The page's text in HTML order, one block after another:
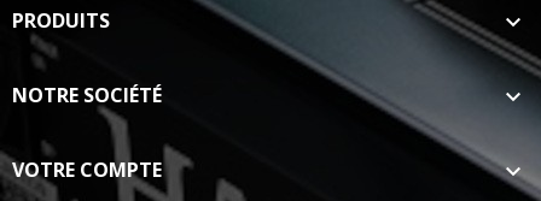
PRODUITS 
NOTRE SOCIÉTÉ 
VOTRE COMPTE 